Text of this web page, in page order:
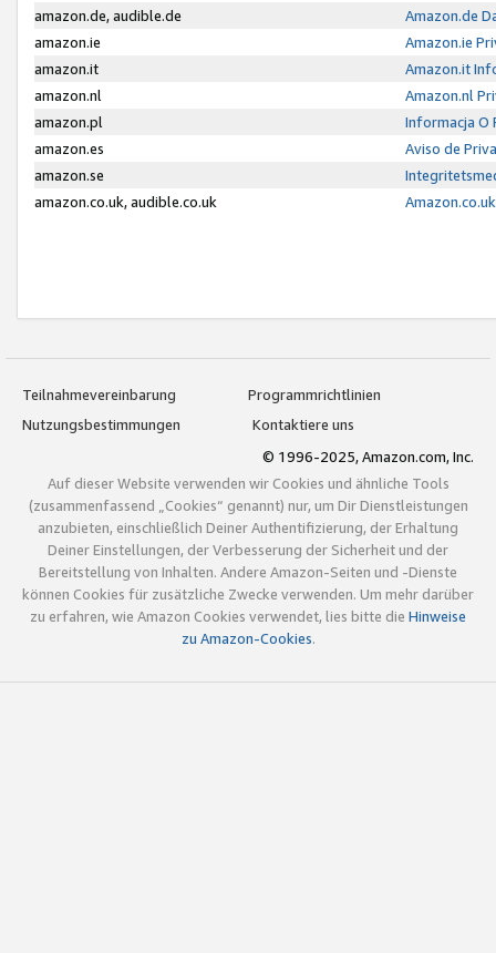
amazon.de, audible.de
Amazon.de
amazon.ie
Amazon.ie
amazon.it
Amazon.it
amazon.nl
Amazon.nl
amazon.pl
Informacja O
amazon.es
Aviso de
amazon.se
amazon.co.uk, audible.co.uk
Teilnahmevereinbarung
Programmrichtlinien
Nutzungsbestimmungen
Kontaktiere uns
© 1996-2025, Amazon.com, Inc.
Auf dieser Website verwenden wir Cookies und ähnliche Tools
(zusammenfassend „Cookies“ genannt) nur, um Dir Dienstleistungen
anzubieten, einschließlich Deiner Authentifizierung, der Erhaltung
Deiner Einstellungen, der Verbesserung der Sicherheit und der
Bereitstellung von Inhalten. Andere Amazon-Seiten und -Dienste
können Cookies für zusätzliche Zwecke verwenden. Um mehr darüber
zu erfahren, wie Amazon Cookies verwendet, lies bitte die Hinweise
zu Amazon-Cookies.